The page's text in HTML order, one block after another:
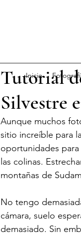
Inicio
Tutorial
Silvestre
Aunque muchos
sitio increíble para
oportunidades
las colinas.
montañas de
No tengo
cámara, suelo
demasiado. Sin